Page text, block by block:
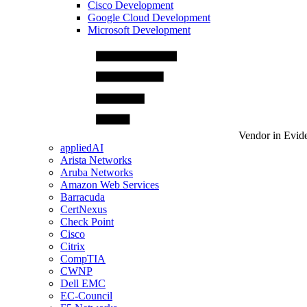
Cisco Development
Google Cloud Development
Microsoft Development
Vendor in
appliedAI
Arista Networks
Aruba Networks
Amazon Web Services
Barracuda
CertNexus
Check Point
Cisco
Citrix
CompTIA
CWNP
Dell EMC
EC-Council